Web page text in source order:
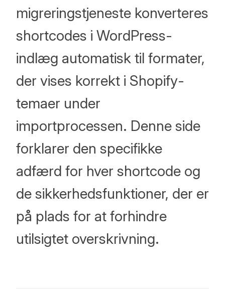
migreringstjeneste konverteres
shortcodes i WordPress-
indlæg automatisk til formater,
der vises korrekt i Shopify-
temaer under
importprocessen. Denne side
forklarer den specifikke
adfærd for hver shortcode og
de sikkerhedsfunktioner, der er
på plads for at forhindre
utilsigtet overskrivning.